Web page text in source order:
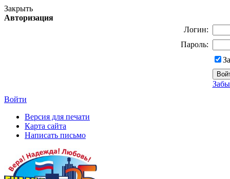
Закрыть
Авторизация
Логин:
Пароль:
Войти
Версия для печати
Карта сайта
Написать письмо